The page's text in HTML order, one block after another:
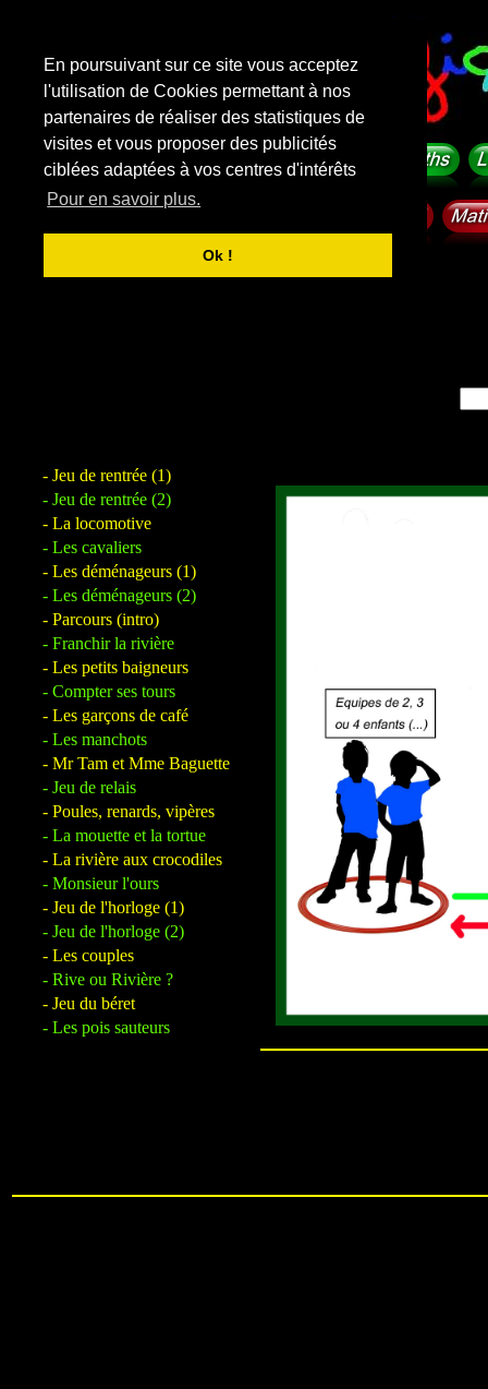
En poursuivant sur ce site vous acceptez
l'utilisation de Cookies permettant à nos
partenaires de réaliser des statistiques de
visites et vous proposer des publicités
ciblées adaptées à vos centres d'intérêts
Pour en savoir plus.
Ok !
- Jeu de rentrée (1)
- Jeu de rentrée (2)
- La locomotive
- Les cavaliers
- Les déménageurs (1)
- Les déménageurs (2)
- Parcours (intro)
- Franchir la rivière
- Les petits baigneurs
- Compter ses tours
- Les garçons de café
- Les manchots
- Mr Tam et Mme Baguette
- Jeu de relais
- Poules, renards, vipères
- La mouette et la tortue
- La rivière aux crocodiles
- Monsieur l'ours
- Jeu de l'horloge (1)
- Jeu de l'horloge (2)
- Les couples
- Rive ou Rivière ?
- Jeu du béret
- Les pois sauteurs